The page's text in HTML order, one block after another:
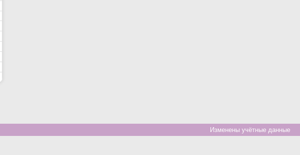
Изменены учётные данные